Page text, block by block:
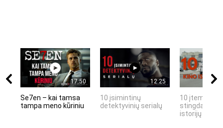
17:50
Se7en – kai tamsa
tampa meno kūriniu
12:25
10 įsimintinų
detektyvinių serialų
10 įtemptų,
stingdančių
istorijų